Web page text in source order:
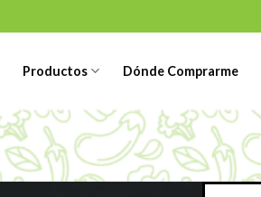
Productos Dónde Comprarme